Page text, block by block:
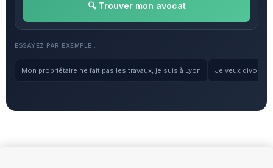
🔍 Trouver mon avocat
ESSAYEZ PAR EXEMPLE :
Mon propriétaire ne fait pas les travaux, je suis à Lyon Je veux